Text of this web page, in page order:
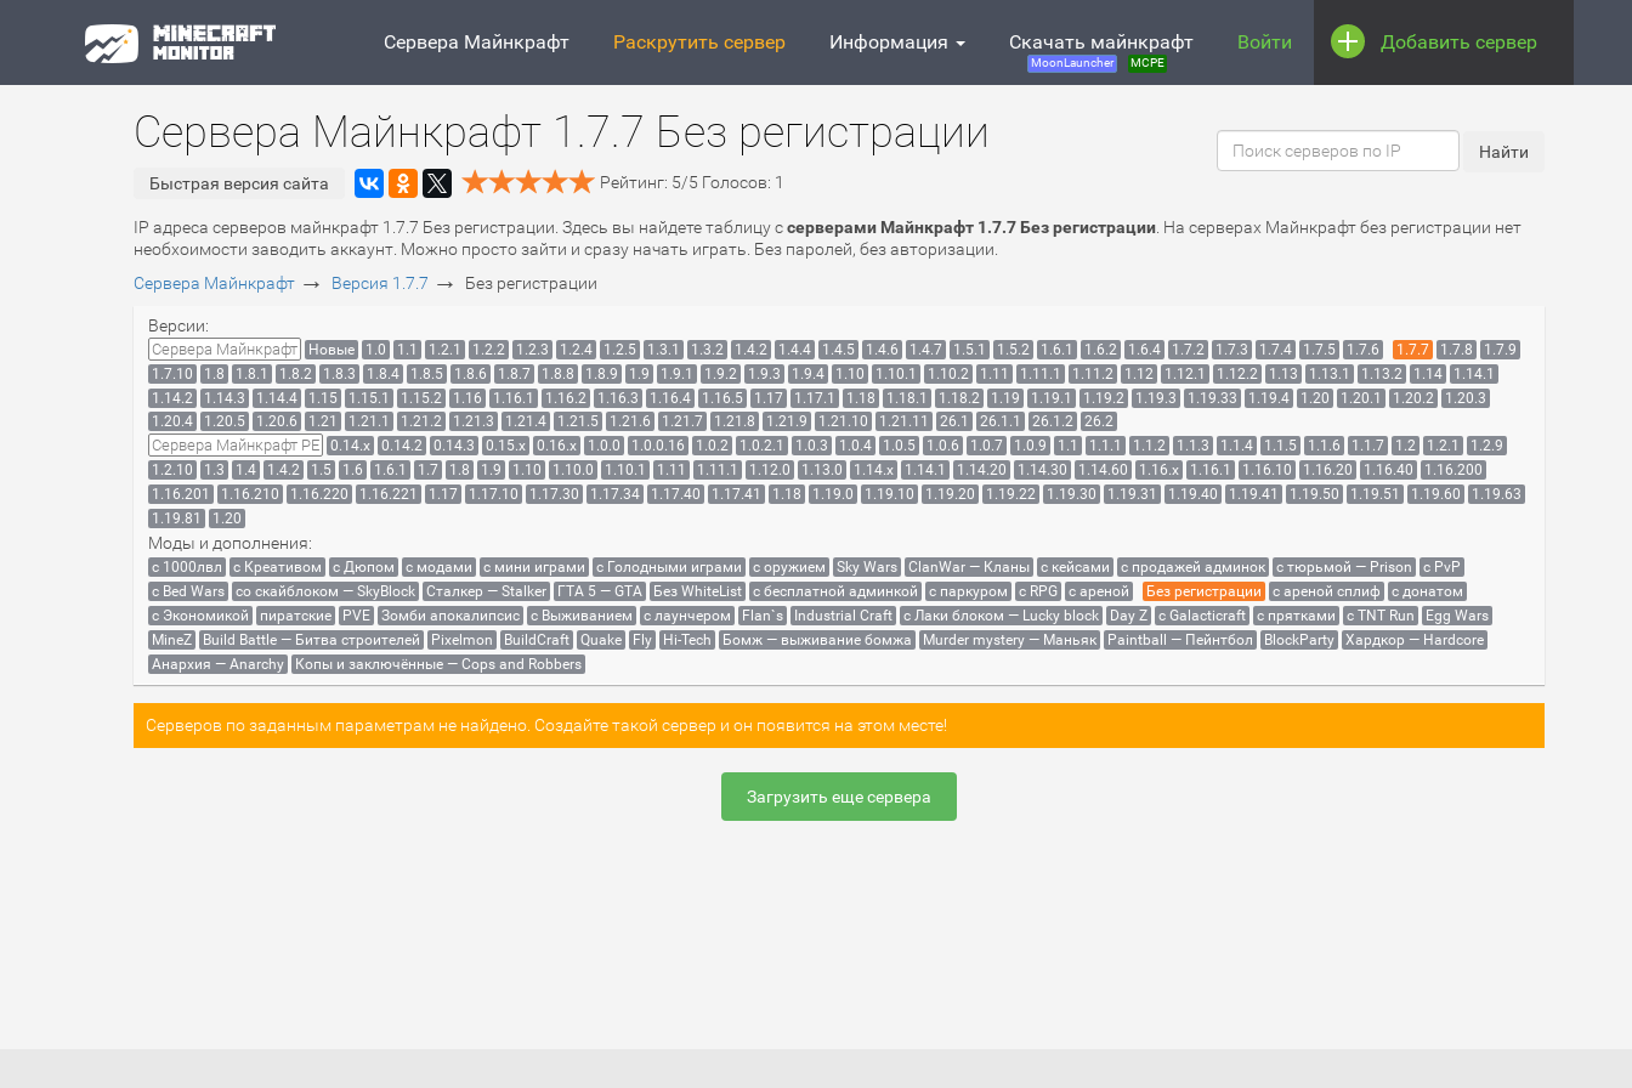
Сервера Майнкрафт Раскрутить сервер Информация Скачать майнкрафт
MoonLauncher MCPE
Войти Добавить сервер
Сервера Майнкрафт 1.7.7 Без регистрации
Быстрая версия сайта Рейтинг: 5/5 Голосов: 1
IP адреса серверов майнкрафт 1.7.7 Без регистрации. Здесь вы найдете таблицу ссерверами Майнкрафт 1.7.7 Без регистрации . На серверах Майнкрафт без регистрации нет
необхоимости заводить аккаунт. Можно просто зайти и сразу начать играть. Без паролей, без авторизации.
Сервера Майнкрафт → Версия 1.7.7 → Без регистрации
Версии:
Сервера Майнкрафт Новые 1.0 1.1 1.2.1 1.2.2 1.2.3 1.2.4 1.2.5 1.3.1 1.3.2 1.4.2 1.4.4 1.4.5 1.4.6 1.4.7 1.5.1 1.5.2 1.6.1 1.6.2 1.6.4 1.7.2 1.7.3 1.7.4 1.7.5 1.7.6 1.7.7 1.7.8
1.7.9
1.7.10
1.8 1.8.1 1.8.2 1.8.3 1.8.4 1.8.5 1.8.6 1.8.7 1.8.8 1.8.9 1.9 1.9.1 1.9.2 1.9.3 1.9.4 1.10 1.10.1 1.10.2 1.11 1.11.1 1.11.2 1.12 1.12.1 1.12.2 1.13 1.13.1 1.13.2 1.14
1.14.1
1.14.2
1.14.3 1.14.4 1.15 1.15.1 1.15.2 1.16 1.16.1 1.16.2 1.16.3 1.16.4 1.16.5 1.17 1.17.1 1.18 1.18.1 1.18.2 1.19 1.19.1 1.19.2 1.19.3 1.19.33 1.19.4 1.20 1.20.1 1.20.2
1.20.3
1.20.4
1.20.5 1.20.6 1.21 1.21.1 1.21.2 1.21.3 1.21.4 1.21.5 1.21.6 1.21.7 1.21.8 1.21.9 1.21.10 1.21.11 26.1 26.1.1 26.1.2 26.2
Сервера Майнкрафт PE 0.14.x 0.14.2 0.14.3 0.15.x 0.16.x 1.0.0 1.0.0.16 1.0.2 1.0.2.1 1.0.3 1.0.4 1.0.5 1.0.6 1.0.7 1.0.9 1.1 1.1.1 1.1.2 1.1.3 1.1.4 1.1.5 1.1.6 1.1.7 1.2 1.2.1
1.2.9
1.2.10
1.3 1.4 1.4.2 1.5 1.6 1.6.1 1.7 1.8 1.9 1.10 1.10.0 1.10.1 1.11 1.11.1 1.12.0 1.13.0 1.14.x 1.14.1 1.14.20 1.14.30 1.14.60 1.16.x 1.16.1 1.16.10 1.16.20 1.16.40
1.16.200
1.16.201
1.16.210 1.16.220 1.16.221 1.17 1.17.10 1.17.30 1.17.34 1.17.40 1.17.41 1.18 1.19.0 1.19.10 1.19.20 1.19.22 1.19.30 1.19.31 1.19.40 1.19.41 1.19.50 1.19.51 1.19.60
1.19.63
1.19.81
1.20
Моды и дополнения:
с 1000лвл c Креативом с Дюпом с модами с мини играми с Голодными играми с оружием Sky Wars ClanWar — Кланы с кейсами с продажей админок с тюрьмой — Prison
с PvP
с Bed Wars
со скайблоком — SkyBlock Сталкер — Stalker ГТА 5 — GTA Без WhiteList с бесплатной админкой с паркуром с RPG с ареной Без регистрации с ареной сплиф
с донатом
с Экономикой
пиратские PVE Зомби апокалипсис с Выживанием с лаунчером Flan`s Industrial Craft с Лаки блоком — Lucky block Day Z с Galacticraft с прятками с TNT Run
Egg Wars
MineZ
Build Battle — Битва строителей Pixelmon BuildCraft Quake Fly Hi-Tech Бомж — выживание бомжа Murder mystery — Маньяк Paintball — Пейнтбол BlockParty
Хардкор — Hardcore
Анархия — Anarchy
Копы и заключённые — Cops and Robbers
Серверов по заданным параметрам не найдено. Создайте такой сервер и он появится на этом месте!
Загрузить еще сервера